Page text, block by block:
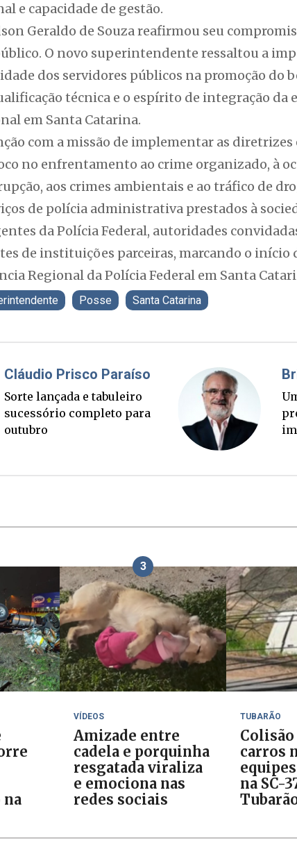
e capacidade de gestão.
Geraldo de Souza reafirmou seu
O novo superintendente ressaltou a
dos servidores públicos na promoção do
técnica e o espírito de integração da
em Santa Catarina.
com a missão de implementar as
no enfrentamento ao crime organizado, à
aos crimes ambientais e ao tráfico de
de polícia administrativa prestados à
da Polícia Federal, autoridades
de instituições parceiras, marcando o início
Regional da Polícia Federal em Santa
Posse Santa Catarina
Fabiano Bordignon
Ponte Anita Garibaldi virou
palanque eleitoral
na
3
VÍDEOS
Amizade entre
cadela e porquinha
resgatada viraliza
e emociona nas
redes sociais
TUBARÃO
carros
na SC-